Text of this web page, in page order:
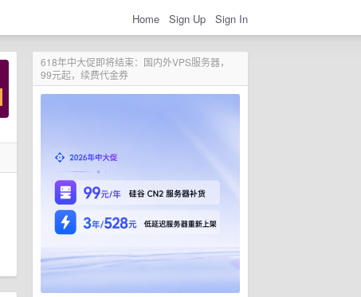
Home Sign Up Sign In
618年中大促即将结束：国内外VPS服务器，
99元起，续费代金券